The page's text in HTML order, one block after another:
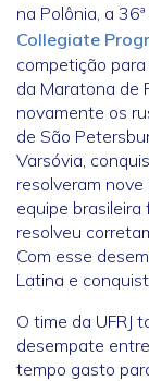
na Polônia, a
Collegiate
competição
da Maratona de
novamente os
de São
Varsóvia,
resolveram
equipe brasileira
resolveu
Com esse
Latina e
O time da UFRJ
desempate
tempo gasto